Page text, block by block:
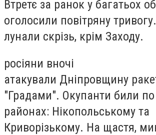
Втретє за ранок у багатьох
оголосили повітряну
лунали скрізь, крім Заходу.
росіяни вночі
атакували Дніпровщину
"Градами". Окупанти били
районах: Нікопольському та
Криворізькому. На щастя,